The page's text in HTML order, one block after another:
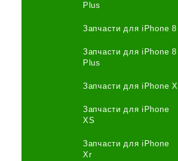
Plus
Запчасти для iPhone 8
Запчасти для iPhone 8
Plus
Запчасти для iPhone X
Запчасти для iPhone
XS
Запчасти для iPhone
Xr